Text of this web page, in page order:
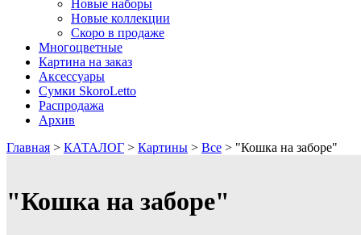
Новые наборы
Новые коллекции
Скоро в продаже
Многоцветные
Картина на заказ
Аксессуары
Сумки SkoroLetto
Распродажа
Архив
Главная > КАТАЛОГ > Картины > Все > "Кошка на заборе"
"Кошка на заборе"